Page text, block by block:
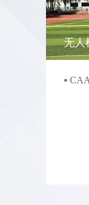
无人
▪